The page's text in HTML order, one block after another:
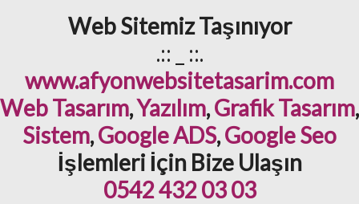
Web Sitemiz Taşınıyor
.:: _ ::.
www.afyonwebsitetasarim.com
Web Tasarım,Yazılım,Grafik Tasarım,
Sistem,Google ADS,Google Seo
İşlemleri İçin Bize Ulaşın
0542 432 03 03